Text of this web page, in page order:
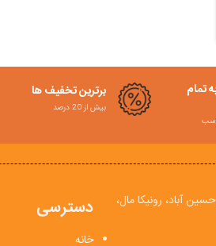
تمام برترین تخفیف ها
بیش از 20 درصد
آباد، رونیکا مال،
دسترسی
خانه